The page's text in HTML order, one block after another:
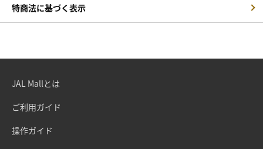
特商法に基づく表示
JAL Mallとは
ご利用ガイド
操作ガイド